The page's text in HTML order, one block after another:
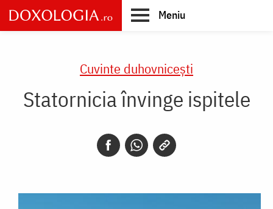
Skip
to
main
Meniu
Cuvinte duhovnicești
Statornicia învinge ispitele